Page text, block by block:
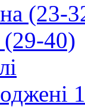
(23-
(29-40)